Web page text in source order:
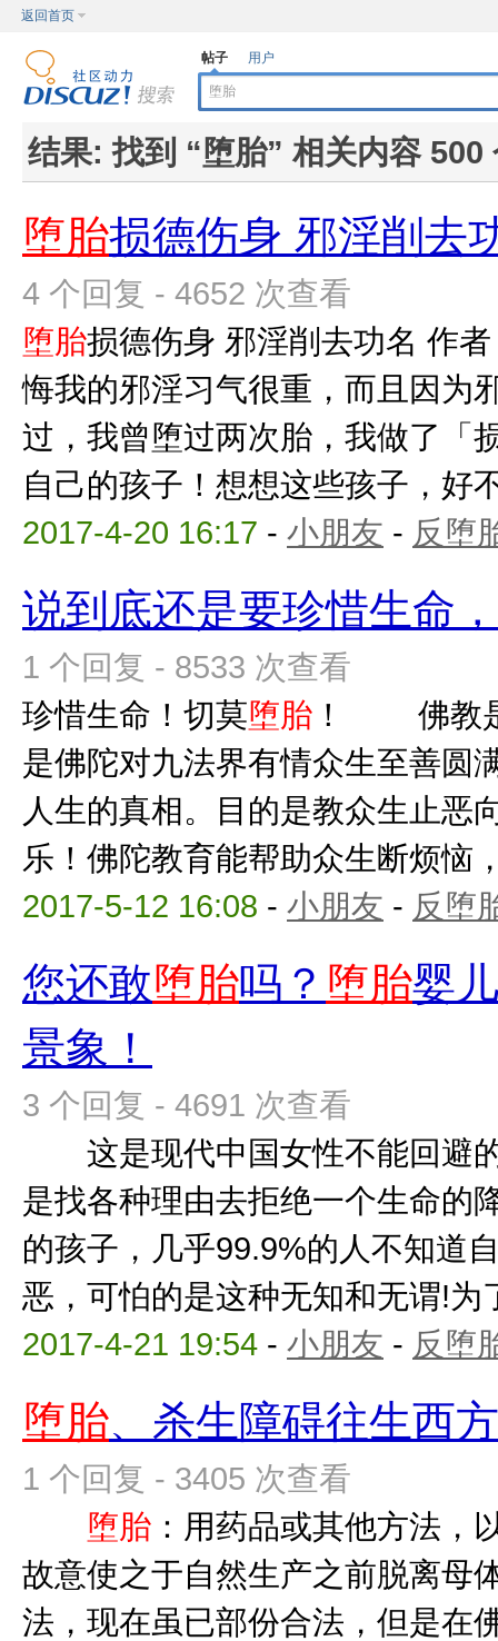
返回首页
帖子 用户
结果:找到 “堕胎” 相关内容 500
堕胎损德伤身 邪淫削去
4 个回复 - 4652 次查看
堕胎损德伤身 邪淫削去功名 作
悔我的邪淫习气很重，而且因为
过，我曾堕过两次胎，我做了「
自己的孩子！想想这些孩子，好
2017-4-20 16:17 - 小朋友 - 反堕
说到底还是要珍惜生命
1 个回复 - 8533 次查看
珍惜生命！切莫堕胎 ！ 佛教是
是佛陀对九法界有情众生至善圆
人生的真相。目的是教众生止恶
乐！佛陀教育能帮助众生断烦恼
2017-5-12 16:08 - 小朋友 - 反堕
您还敢堕胎吗？ 堕胎婴
景象！
3 个回复 - 4691 次查看
这是现代中国女性不能回避
是找各种理由去拒绝一个生命的
的孩子，几乎99.9%的人不知道
恶，可怕的是这种无知和无谓!为
2017-4-21 19:54 - 小朋友 - 反堕
堕胎、杀生障碍往生西
1 个回复 - 3405 次查看
堕胎 ：用药品或其他方法，
故意使之于自然生产之前脱
法，现在虽已部份合法，但是在